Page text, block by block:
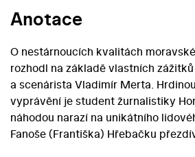
Anotace
O nestárnoucích kvalitách
rozhodl na základě vlastních
a scenárista Vladimír Merta.
vyprávění je student žurnalistiky
náhodou narazí na unikátního
Fanoše (Františka) Hřebačku